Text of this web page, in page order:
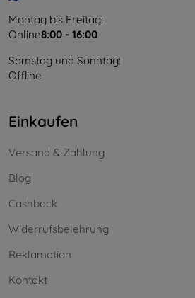
Montag bis Freitag:
Online8:00 - 16:00
Samstag und Sonntag:
Offline
Einkaufen
Versand & Zahlung
Blog
Cashback
Widerrufsbelehrung
Reklamation
Kontakt